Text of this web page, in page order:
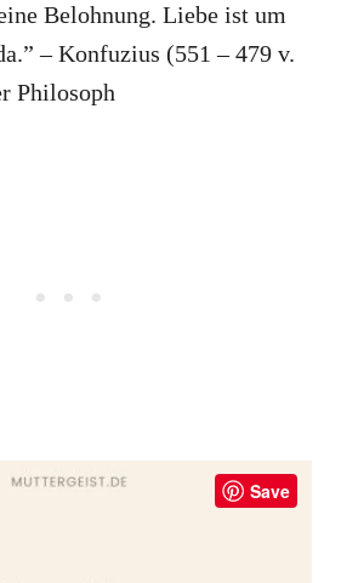
Belohnung. Liebe ist um
– Konfuzius (551 – 479 v.
Philosoph
Save